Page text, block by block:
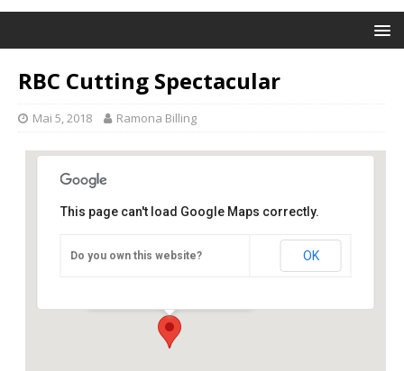
RBC Cutting Spectacular
Mai 5, 2018 Ramona Billing
Gut Matheshof, Ostbayernhalle
This page can't load Google Maps correctly.
Do you own this website? OK